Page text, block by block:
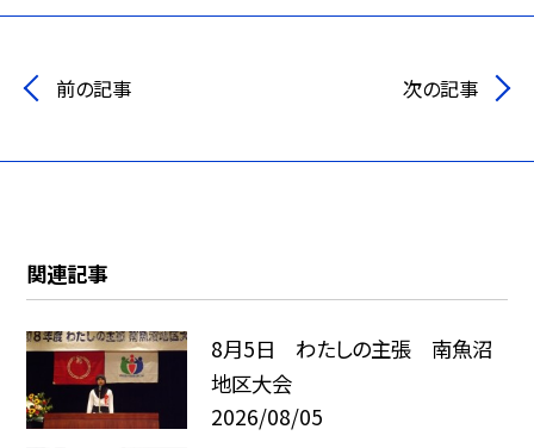
前の記事 次の記事
関連記事
8月5日 わたしの主張 南魚沼
地区大会
2026/08/05